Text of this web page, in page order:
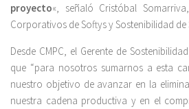
proyecto«, señaló Cristóbal
Corporativos de Softys y Sostenibilidad de
Desde CMPC, el Gerente de
que “para nosotros sumarnos a esta
nuestro objetivo de avanzar en la
nuestra cadena productiva y en el